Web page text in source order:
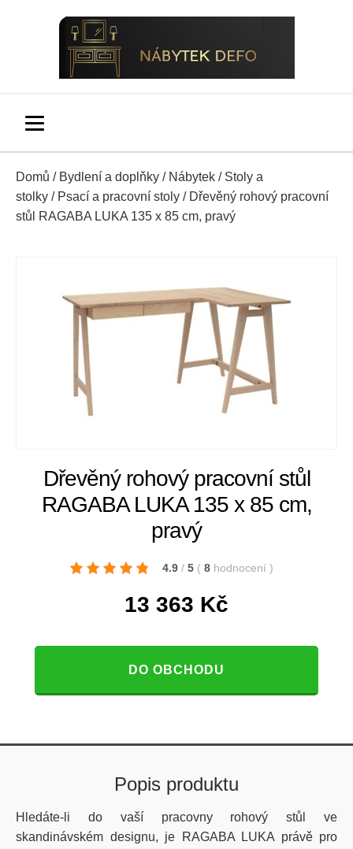
Domů / Bydlení a doplňky / Nábytek / Stoly a
stolky / Psací a pracovní stoly / Dřevěný rohový pracovní
stůl RAGABA LUKA 135 x 85 cm, pravý
Dřevěný rohový pracovní stůl
RAGABA LUKA 135 x 85 cm,
pravý
4.9 / 5 ( 8 hodnocení )
13 363 Kč
DO OBCHODU
Popis produktu
Hledáte-li do vaší pracovny rohový stůl ve
skandinávském designu, je RAGABA LUKA právě pro